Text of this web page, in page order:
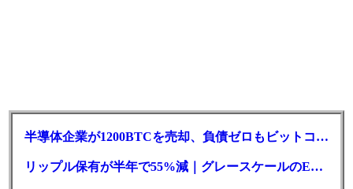
半導体企業が1200BTCを売却、負債ゼロもビットコイン戦略は後退
リップル保有が半年で55%減｜グレースケールのETF、純資産1.6億ドル減